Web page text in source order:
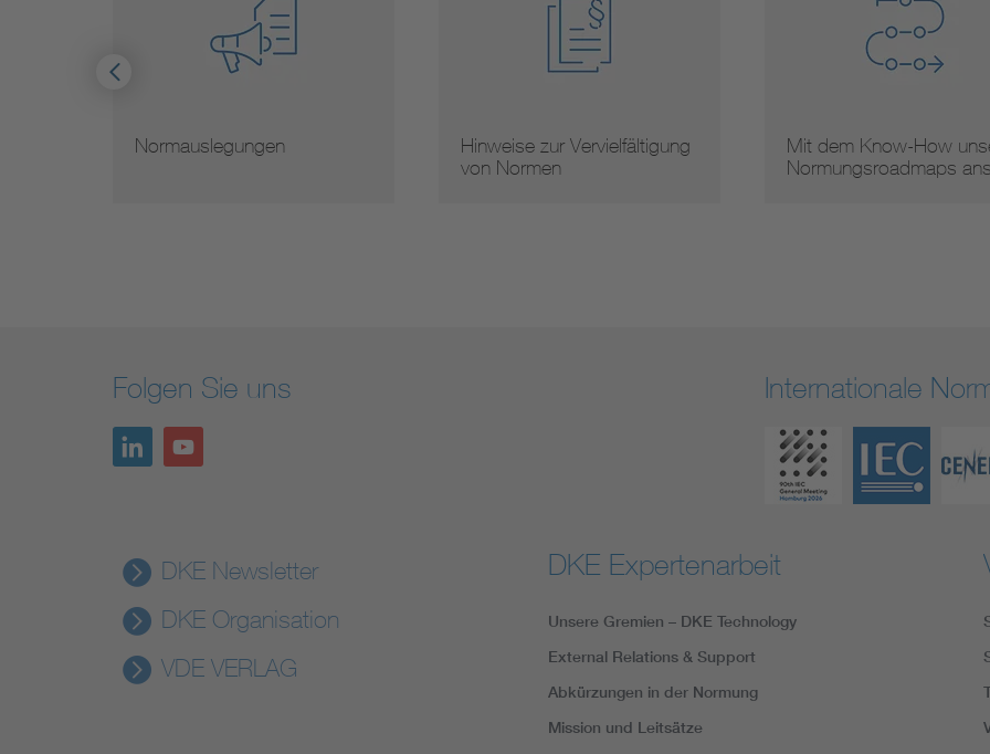
Normauslegungen
Hinweise zur Vervielfältigung
von Normen
Mit dem Know-How
Normungsroadmaps
Folgen Sie uns Internationale
DKE Newsletter
DKE Organisation
VDE VERLAG
DKE Expertenarbeit
Unsere Gremien – DKE Technology
External Relations & Support
Abkürzungen in der Normung
Mission und Leitsätze